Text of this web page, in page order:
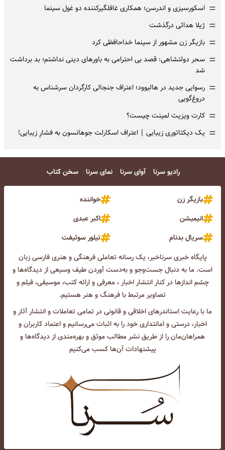
= اسکورسیزی و اندرسن؛ همکاری غافلگیرکننده دو غول سینما
= ژیلا هدائی درگذشت
= بازیگر زن مشهور از سینما خداحافظی کرد
= سحر دولتشاهی: قصد بی احترامی به باورهای دینی نداشتم؛ بد برداشت
شد
= رسوایی جدید در هالیوود؛ اعتراف جنجالی کارگردان سرشناس به
دروغ‌گویی
= کارت ویزیت لمینت چیست؟
= یک دیکتاتوری زیبایی | اعتراف اسکارلت جوهانسون به فشارِ زیبایی!
رادیو سرنا آوای سرنا نمای سرنا سخن کتاب
بازیگر زن
خواننده
انیمیشن
اکبر عبدی
سریال بدنام
تیلور سوئیفت
پایگاه خبری سرناخبر، یک رسانه تعاملی فرهنگی و هنری فارسی زبان
است. ما به دنبال جست‌و‌جو و به‌دست آوردن طیف وسیعی از دیدگاه‌ها و
چشم انداز‌ها در کنار انتشار اخبار ، معرفی و ارائه کتب، موسیقی، فیلم و
تصاویر مرتبط با فرهنگ و هنر هستیم.
ما با رعایت استاندرهای اخلاقی و قانونی در تمامی تعاملات و انتشار آثار و
اخبار، درستی و امانتداری خود را به اثبات می‌رسانیم و اعتماد کاربران و
همراهان‌مان را از طریق نشر مطالب موثق و بهره‌مندی از دیدگاه‌ها و
پیشنهادات آن‌ها کسب می‌کنیم